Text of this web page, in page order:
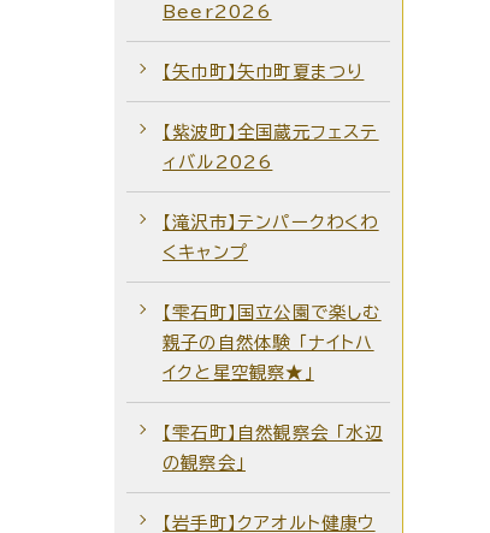
Beer2026
【矢巾町】矢巾町夏まつり
【紫波町】全国蔵元フェステ
ィバル2026
【滝沢市】テンパークわくわ
くキャンプ
【雫石町】国立公園で楽しむ
親子の自然体験 「ナイトハ
イクと星空観察★」
【雫石町】自然観察会 ｢水辺
の観察会｣
【岩手町】クアオルト健康ウ